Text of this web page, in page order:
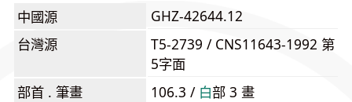
中國源
GHZ-42644.12
台灣源
T5-2739 / CNS11643-1992 第
5字面
部首 . 筆畫
106.3 / ⽩部 3 畫